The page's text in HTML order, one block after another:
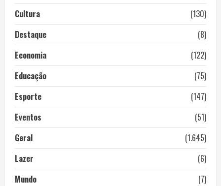
Cultura
(130)
Destaque
(8)
Economia
(122)
Educação
(75)
Esporte
(147)
Eventos
(51)
Geral
(1.645)
Lazer
(6)
Mundo
(7)